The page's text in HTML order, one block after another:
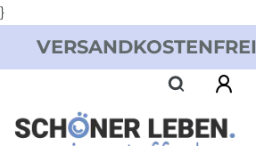
}
VERSANDKOSTENFREI